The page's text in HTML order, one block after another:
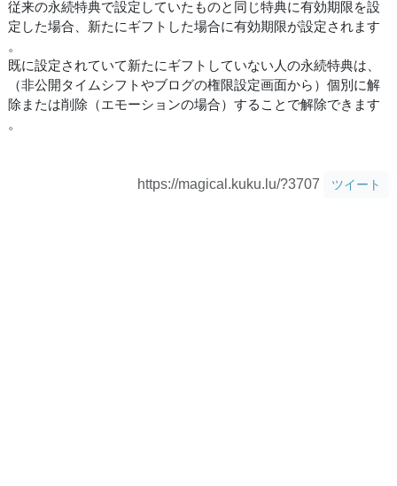
従来の永続特典で設定していたものと同じ特典に有効期限を設
定した場合、新たにギフトした場合に有効期限が設定されます
。
既に設定されていて新たにギフトしていない人の永続特典は、
（非公開タイムシフトやブログの権限設定画面から）個別に解
除または削除（エモーションの場合）することで解除できます
。
https://magical.kuku.lu/?3707 ツイート